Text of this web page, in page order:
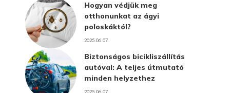
Hogyan védjük meg
otthonunkat az ágyi
poloskáktól?
2025.06.07.
Biztonságos bicikliszállítás
autóval: A teljes útmutató
minden helyzethez